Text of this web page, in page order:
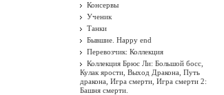
Консервы
Ученик
Танки
Бывшие. Happy end
Перевозчик: Коллекция
Коллекция Брюс Ли: Большой босс,
Кулак ярости, Выход Дракона, Путь
дракона, Игра смерти, Игра смерти 2:
Башня смерти.